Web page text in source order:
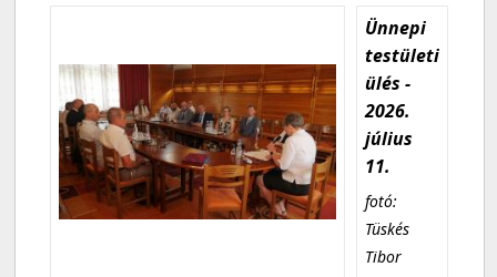
Ünnepi
testületi
ülés -
2026.
július
11.
fotó:
Tüskés
Tibor